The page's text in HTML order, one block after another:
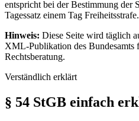
entspricht bei der Bestimmung der
Tagessatz einem Tag Freiheitsstrafe.
Hinweis: Diese Seite wird täglich
XML-Publikation des Bundesamts
Rechtsberatung.
Verständlich erklärt
§ 54 StGB einfach